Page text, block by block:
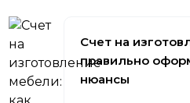
Счет на
правильно
нюансы